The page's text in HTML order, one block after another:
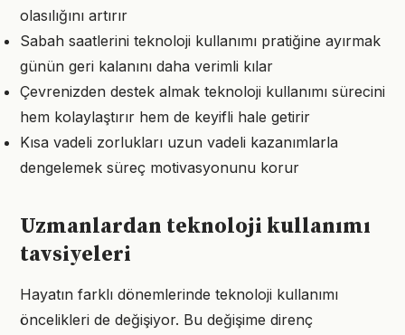
olasılığını artırır
Sabah saatlerini teknoloji kullanımı pratiğine ayırmak
günün geri kalanını daha verimli kılar
Çevrenizden destek almak teknoloji kullanımı sürecini
hem kolaylaştırır hem de keyifli hale getirir
Kısa vadeli zorlukları uzun vadeli kazanımlarla
dengelemek süreç motivasyonunu korur
Uzmanlardan teknoloji kullanımı
tavsiyeleri
Hayatın farklı dönemlerinde teknoloji kullanımı
öncelikleri de değişiyor. Bu değişime direnç